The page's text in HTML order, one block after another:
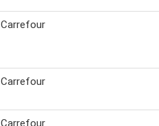
Carrefour
Carrefour
Carrefour